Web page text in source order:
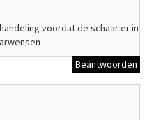
voordat de schaar er in
Beantwoorden